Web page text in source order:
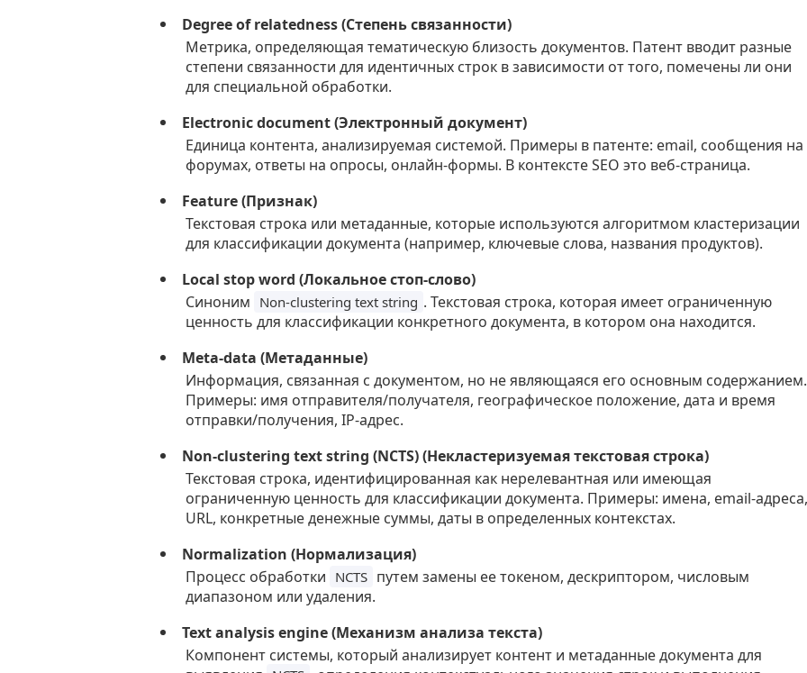
Degree of relatedness (Степень связанности)
Метрика, определяющая тематическую близость документов. Патент вводит разные
степени связанности для идентичных строк в зависимости от того, помечены ли они
для специальной обработки.
Electronic document (Электронный документ)
Единица контента, анализируемая системой. Примеры в патенте: email, сообщения на
форумах, ответы на опросы, онлайн-формы. В контексте SEO это веб-страница.
Feature (Признак)
Текстовая строка или метаданные, которые используются алгоритмом кластеризации
для классификации документа (например, ключевые слова, названия продуктов).
Local stop word (Локальное стоп-слово)
Синоним Non-clustering text string . Текстовая строка, которая имеет ограниченную
ценность для классификации конкретного документа, в котором она находится.
Meta-data (Метаданные)
Информация, связанная с документом, но не являющаяся его основным содержанием.
Примеры: имя отправителя/получателя, географическое положение, дата и время
отправки/получения, IP-адрес.
Non-clustering text string (NCTS) (Некластеризуемая текстовая строка)
Текстовая строка, идентифицированная как нерелевантная или имеющая
ограниченную ценность для классификации документа. Примеры: имена, email-адреса,
URL, конкретные денежные суммы, даты в определенных контекстах.
Normalization (Нормализация)
Процесс обработки NCTS путем замены ее токеном, дескриптором, числовым
диапазоном или удаления.
Text analysis engine (Механизм анализа текста)
Компонент системы, который анализирует контент и метаданные документа для